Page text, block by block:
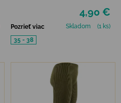
4,90 €
Pozrieť viac Skladom
(1 ks)
35 - 38